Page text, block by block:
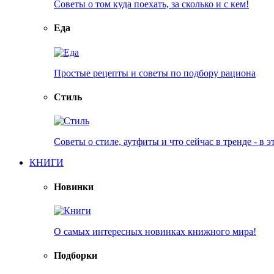
Советы о том куда поехать, за сколько и с кем!
Еда
Простые рецепты и советы по подбору рациона
Стиль
Советы о стиле, аутфиты и что сейчас в тренде - в
КНИГИ
Новинки
О самых интересных новинках книжного мира!
Подборки